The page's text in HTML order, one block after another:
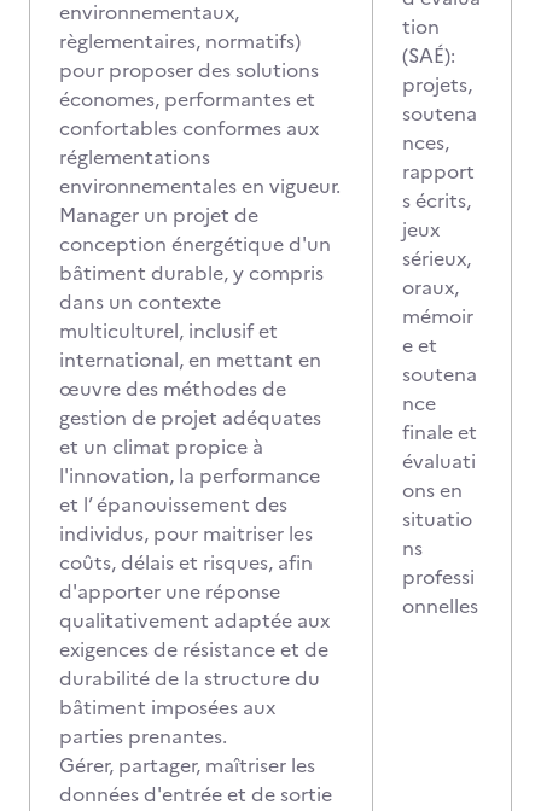
environnementaux,
règlementaires, normatifs)
pour proposer des solutions
économes, performantes et
confortables conformes aux
réglementations
environnementales en vigueur.
Manager un projet de
conception énergétique d'un
bâtiment durable, y compris
dans un contexte
multiculturel, inclusif et
international, en mettant en
œuvre des méthodes de
gestion de projet adéquates
et un climat propice à
l'innovation, la performance
et l’ épanouissement des
individus, pour maitriser les
coûts, délais et risques, afin
d'apporter une réponse
qualitativement adaptée aux
exigences de résistance et de
durabilité de la structure du
bâtiment imposées aux
parties prenantes.
Gérer, partager, maîtriser les
données d'entrée et de sortie
tion
(SAÉ):
projets,
soutena
nces,
rapport
s écrits,
jeux
sérieux,
oraux,
mémoir
e et
soutena
nce
finale et
évaluati
ons en
situatio
ns
professi
onnelles